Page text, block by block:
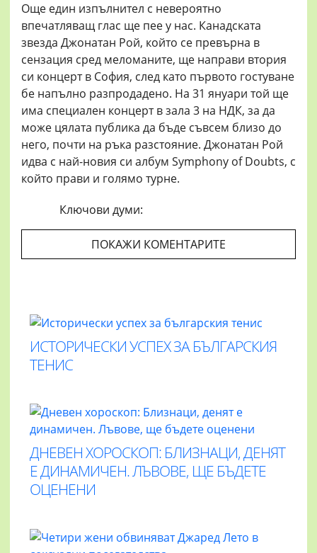
Още един изпълнител с невероятно
впечатляващ глас ще пее у нас. Канадската
звезда Джонатан Рой, който се превърна в
сензация сред меломаните, ще направи втория
си концерт в София, след като първото гостуване
бе напълно разпродадено. На 31 януари той ще
има специален концерт в зала 3 на НДК, за да
може цялата публика да бъде съвсем близо до
него, почти на ръка разстояние. Джонатан Рой
идва с най-новия си албум Symphony of Doubts, с
който прави и голямо турне.
Ключови думи:
ПОКАЖИ КОМЕНТАРИТЕ
ИСТОРИЧЕСКИ УСПЕХ ЗА БЪЛГАРСКИЯ
ТЕНИС
ДНЕВЕН ХОРОСКОП: БЛИЗНАЦИ, ДЕНЯТ
Е ДИНАМИЧЕН. ЛЪВОВЕ, ЩЕ БЪДЕТЕ
ОЦЕНЕНИ